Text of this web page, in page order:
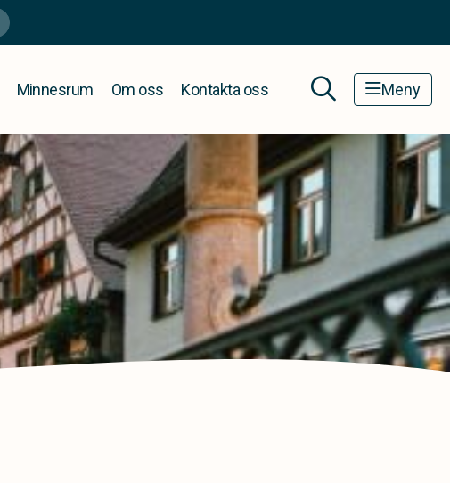
Minnesrum Om oss Kontakta oss Meny